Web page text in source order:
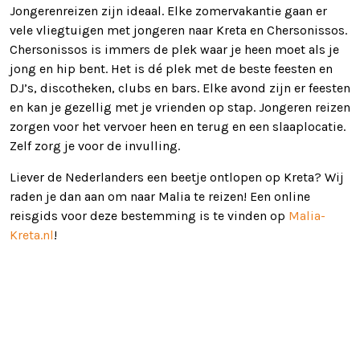
Jongerenreizen zijn ideaal. Elke zomervakantie gaan er
vele vliegtuigen met jongeren naar Kreta en Chersonissos.
Chersonissos is immers de plek waar je heen moet als je
jong en hip bent. Het is dé plek met de beste feesten en
DJ’s, discotheken, clubs en bars. Elke avond zijn er feesten
en kan je gezellig met je vrienden op stap. Jongeren reizen
zorgen voor het vervoer heen en terug en een slaaplocatie.
Zelf zorg je voor de invulling.
Liever de Nederlanders een beetje ontlopen op Kreta? Wij
raden je dan aan om naar Malia te reizen! Een online
reisgids voor deze bestemming is te vinden op Malia-
Kreta.nl!